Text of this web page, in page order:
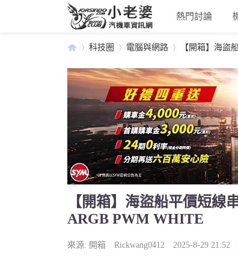
熱門討論
小
老
›
科技圈
›
電腦與網路
›
【開箱】海盜
【開箱】海盜船平價短線
ARGB PWM WHITE
來源: 開箱 Rickwang0412 2025-8-29 21:52